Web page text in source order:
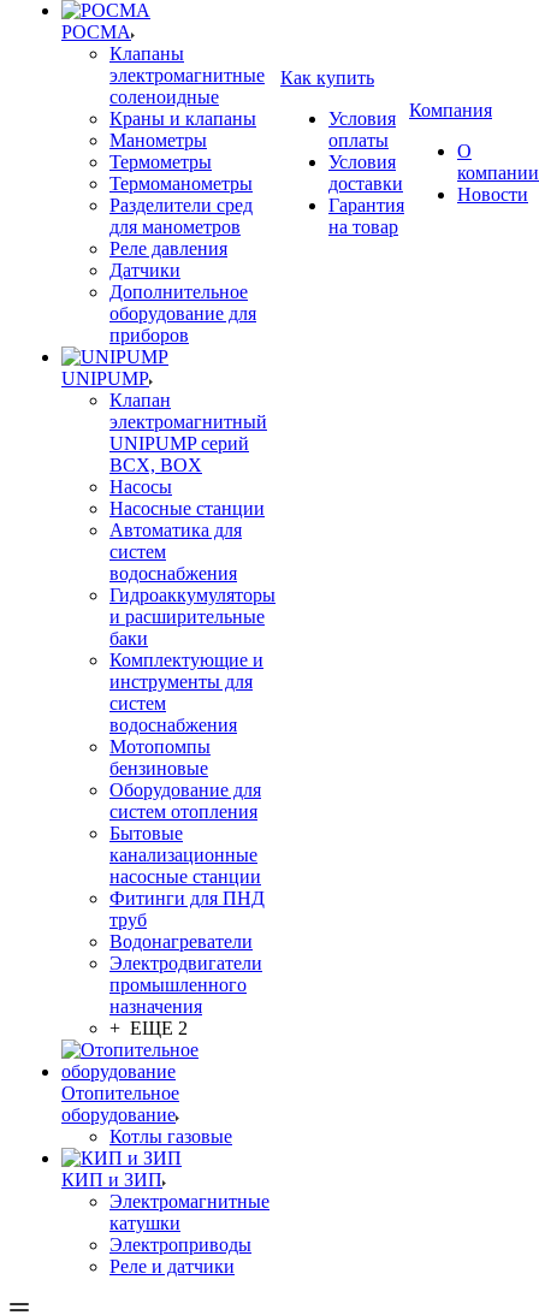
РОСМА
Клапаны
электромагнитные
соленоидные
Краны и клапаны
Манометры
Термометры
Термоманометры
Разделители сред
для манометров
Реле давления
Датчики
Дополнительное
оборудование для
приборов
UNIPUMP
Клапан
электромагнитный
UNIPUMP серий
BCX, BOX
Насосы
Насосные станции
Автоматика для
систем
водоснабжения
Гидроаккумуляторы
и расширительные
баки
Комплектующие и
инструменты для
систем
водоснабжения
Мотопомпы
бензиновые
Оборудование для
систем отопления
Бытовые
канализационные
насосные станции
Фитинги для ПНД
труб
Водонагреватели
Электродвигатели
промышленного
назначения
+ ЕЩЕ 2
Отопительное
оборудование
Котлы газовые
КИП и ЗИП
Электромагнитные
катушки
Электроприводы
Реле и датчики
Как купить
Условия
оплаты
Условия
доставки
Гарантия
на товар
Компания
О
компании
Новости